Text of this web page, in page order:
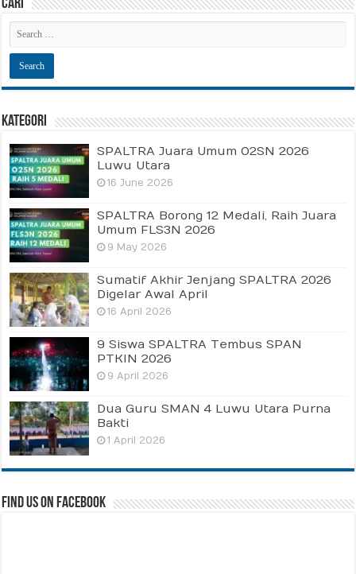
Cari
Kategori
SPALTRA Juara Umum O2SN 2026
Luwu Utara
16 June 2026
SPALTRA Borong 12 Medali, Raih Juara
Umum FLS3N 2026
9 May 2026
Sumatif Akhir Jenjang SPALTRA 2026
Digelar Awal April
16 April 2026
9 Siswa SPALTRA Tembus SPAN
PTKIN 2026
9 April 2026
Dua Guru SMAN 4 Luwu Utara Purna
Bakti
1 April 2026
Find us on Facebook